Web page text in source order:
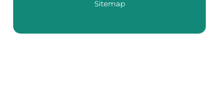
Sitemap